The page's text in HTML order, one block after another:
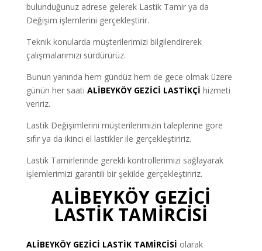
bulunduğunuz adrese gelerek Lastik Tamir ya da
Değişim işlemlerini gerçekleştirir.
Teknik konularda müşterilerimizi bilgilendirerek
çalışmalarımızı sürdürürüz.
Bunun yanında hem gündüz hem de gece olmak üzere
günün her saati ALİBEYKÖY GEZİCİ LASTİKÇİ hizmeti
veririz.
Lastik Değişimlerini müşterilerimizin taleplerine göre
sıfır ya da ikinci el lastikler ile gerçekleştiririz.
Lastik Tamirlerinde gerekli kontrollerimizi sağlayarak
işlemlerimizi garantili bir şekilde gerçekleştiririz.
ALİBEYKÖY GEZİCİ
LASTİK TAMİRCİSİ
ALİBEYKÖY GEZİCİ LASTİK TAMİRCİSİ olarak